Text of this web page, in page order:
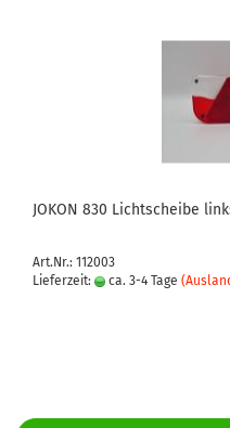
JOKON 830 Lichtscheibe
Art.Nr.: 112003
Lieferzeit:
ca. 3-4 Tage